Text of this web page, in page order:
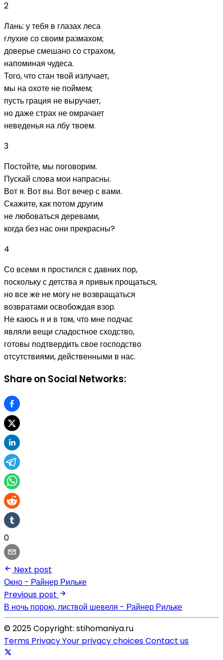
2
Лань: у тебя в глазах леса
глухие со своим размахом;
доверье смешано со страхом,
напоминая чудеса.
Того, что стан твой излучает,
мы на охоте не поймем;
пусть грация не выручает,
но даже страх не омрачает
неведенья на лбу твоем.
3
Постойте, мы поговорим.
Пускай слова мои напрасны.
Вот я. Вот вы. Вот вечер с вами.
Скажите, как потом другим
не любоваться деревами,
когда без нас они прекрасны?
4
Со всеми я простился с давних пор,
поскольку с детства я привык прощаться,
но все же не могу не возвращаться
возвратами освобождая взор.
Не каюсь я и в том, что мне подчас
являли вещи сладостное сходство,
готовы подтвердить свое господство
отсутствиями, действенными в нас.
Share on Social Networks:
0
Next post
Окно - Райнер Рильке
Previous post
В ночь порою, листвой шевеля - Райнер Рильке
© 2025 Copyright: stihomaniya.ru
Terms PrivacyYour privacy choicesContact us